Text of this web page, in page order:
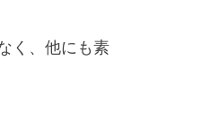
く、他にも素